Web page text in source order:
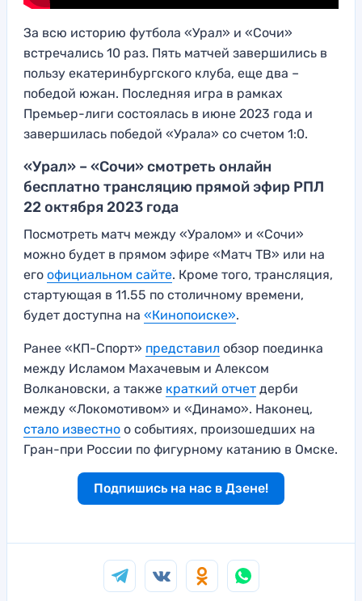
За всю историю футбола «Урал» и «Сочи»
встречались 10 раз. Пять матчей завершились в
пользу екатеринбургского клуба, еще два –
победой южан. Последняя игра в рамках
Премьер-лиги состоялась в июне 2023 года и
завершилась победой «Урала» со счетом 1:0.
«Урал» – «Сочи» смотреть онлайн
бесплатно трансляцию прямой эфир РПЛ
22 октября 2023 года
Посмотреть матч между «Уралом» и «Сочи»
можно будет в прямом эфире «Матч ТВ» или на
его официальном сайте. Кроме того, трансляция,
стартующая в 11.55 по столичному времени,
будет доступна на «Кинопоиске».
Ранее «КП-Спорт» представил обзор поединка
между Исламом Махачевым и Алексом
Волкановски, а также краткий отчет дерби
между «Локомотивом» и «Динамо». Наконец,
стало известно о событиях, произошедших на
Гран-при России по фигурному катанию в Омске.
Подпишись на нас в Дзене!